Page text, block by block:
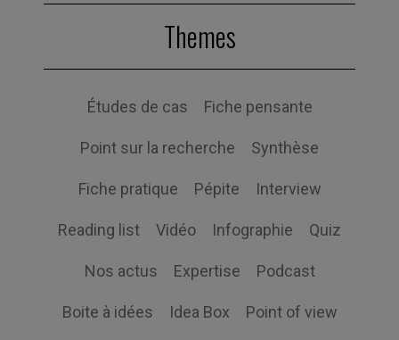
Themes
Études de cas Fiche pensante
Point sur la recherche Synthèse
Fiche pratique Pépite Interview
Reading list Vidéo Infographie Quiz
Nos actus Expertise Podcast
Boite à idées Idea Box Point of view